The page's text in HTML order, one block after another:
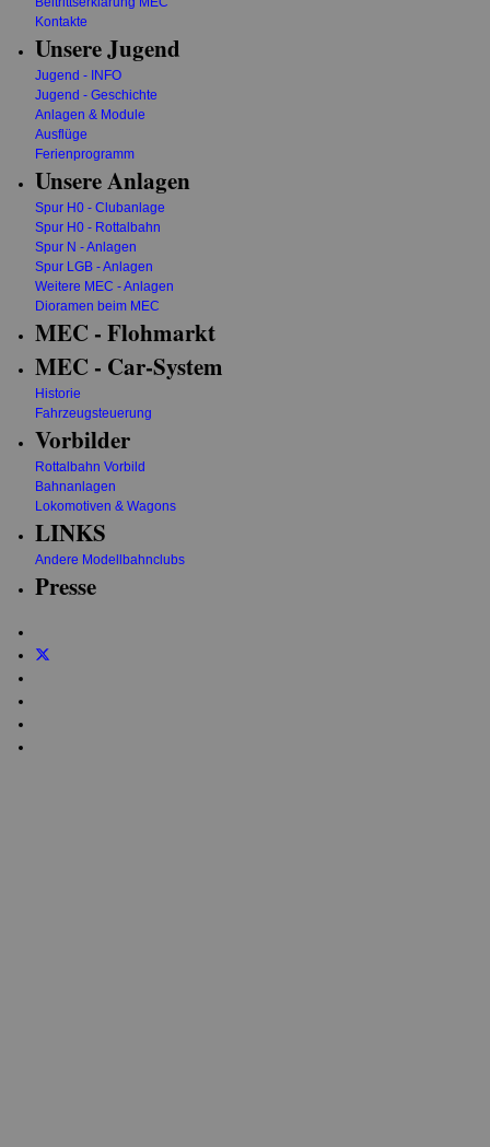
Kontakte
Unsere Jugend
Jugend - INFO
Jugend - Geschichte
Anlagen & Module
Ausflüge
Ferienprogramm
Unsere Anlagen
Spur H0 - Clubanlage
Spur H0 - Rottalbahn
Spur N - Anlagen
Spur LGB - Anlagen
Weitere MEC - Anlagen
Dioramen beim MEC
MEC - Flohmarkt
MEC - Car-System
Historie
Fahrzeugsteuerung
Vorbilder
Rottalbahn Vorbild
Bahnanlagen
Lokomotiven & Wagons
LINKS
Andere Modellbahnclubs
Presse